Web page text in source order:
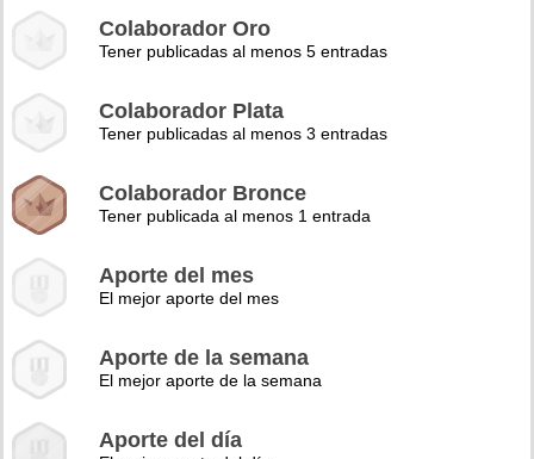
Colaborador Oro
Tener publicadas al menos 5 entradas
Colaborador Plata
Tener publicadas al menos 3 entradas
Colaborador Bronce
Tener publicada al menos 1 entrada
Aporte del mes
El mejor aporte del mes
Aporte de la semana
El mejor aporte de la semana
Aporte del día